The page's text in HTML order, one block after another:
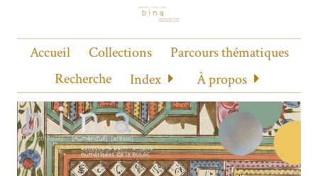
Accueil Collections
Parcours thématiques
Recherche
Index À propos